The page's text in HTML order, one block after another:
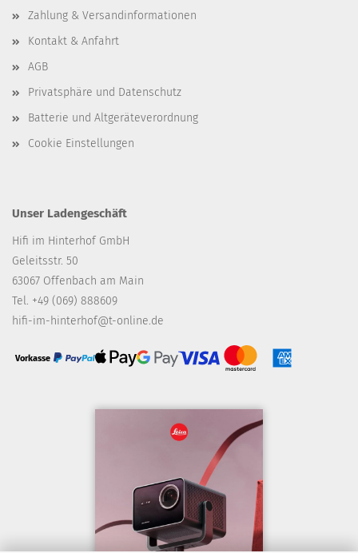
Zahlung & Versandinformationen
Kontakt & Anfahrt
AGB
Privatsphäre und Datenschutz
Batterie und Altgeräteverordnung
Cookie Einstellungen
Unser Ladengeschäft
Hifi im Hinterhof GmbH
Geleitsstr. 50
63067 Offenbach am Main
Tel. +49 (069) 888609
hifi-im-hinterhof@t-online.de
Vorkasse